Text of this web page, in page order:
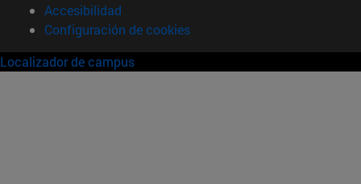
Accesibilidad
Configuración de cookies
Localizador de campus